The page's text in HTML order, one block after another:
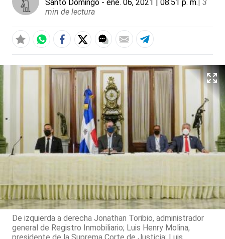
Santo Domingo - ene. 06, 2021 | 08:51 p. m.| 3
min de lectura
De izquierda a derecha Jonathan Toribio, administrador
general de Registro Inmobiliario; Luis Henry Molina,